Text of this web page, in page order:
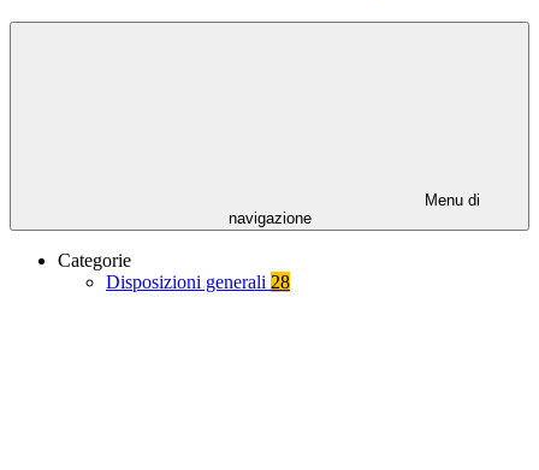
Menu di
navigazione
Categorie
Disposizioni generali 28